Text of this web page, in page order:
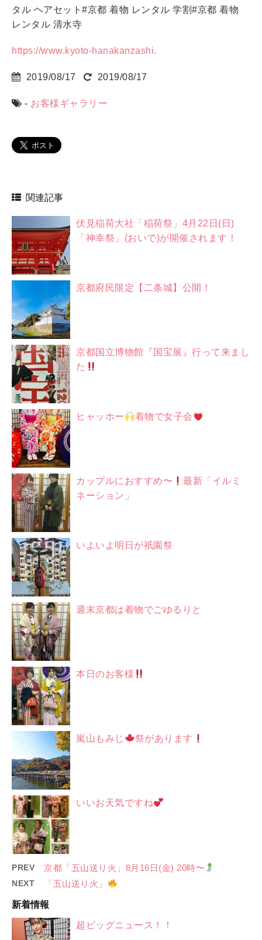
タル ヘアセット#京都 着物 レンタル 学割#京都 着物
レンタル 清水寺
https://www.kyoto-hanakanzashi.
2019/08/17 2019/08/17
- お客様ギャラリー
関連記事
伏見稲荷大社「稲荷祭」4月22日(日)
「神幸祭」(おいで)が開催されます！
京都府民限定【二条城】公開！
京都国立博物館『国宝展』行って来まし
た
ヒャッホー 着物で女子会
カップルにおすすめ〜
最新「イルミ
ネーション」
いよいよ明日が祇園祭
週末京都は着物でごゆるりと
本日のお客様
嵐山もみじ 祭があります
いいお天気ですね
PREV 京都「五山送り火」8月16日(金) 20時〜
NEXT 「五山送り火」
新着情報
超ビッグニュース！！